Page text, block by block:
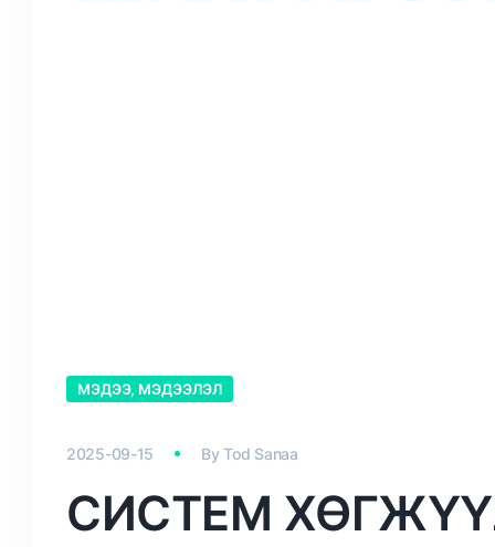
МЭДЭЭ, МЭДЭЭЛЭЛ
2025-09-15 ByTod Sanaa
СИСТЕМ